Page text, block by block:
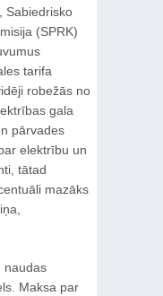
Sabiedrisko
(SPRK)
tarifa
robežās no
gala
pārvades
elektrību un
tātad
mazāks
naudas
Maksa par